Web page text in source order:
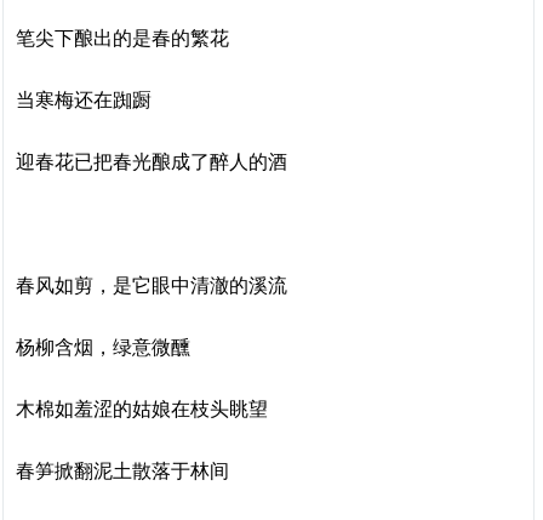
笔尖下酿出的是春的繁花
当寒梅还在踟蹰
迎春花已把春光酿成了醉人的酒
春风如剪，是它眼中清澈的溪流
杨柳含烟，绿意微醺
木棉如羞涩的姑娘在枝头眺望
春笋掀翻泥土散落于林间